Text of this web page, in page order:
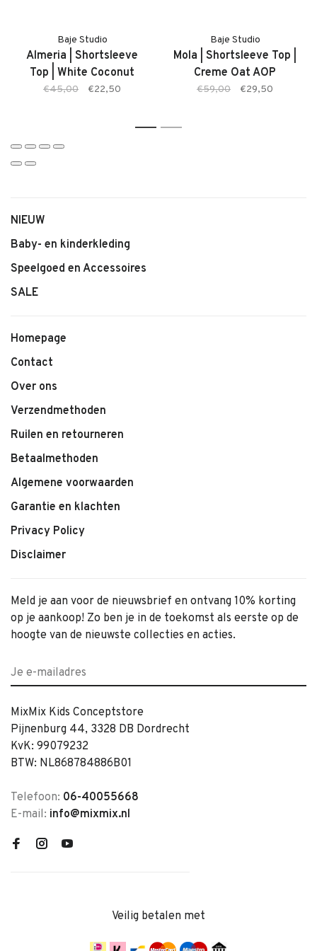
• Tijdloze en frisse uitstraling
• Geschikt voor dagelijks gebruik
• Makkelijk te combineren
Baje Studio
Almeria | Shortsleeve
Top | White Coconut
€45,00 €22,50
Baje Studio
Mola | Shortsleeve Top |
Creme Oat AOP
€59,00 €29,50
1 2
NIEUW
Baby- en kinderkleding
Speelgoed en Accessoires
SALE
Homepage
Contact
Over ons
Verzendmethoden
Ruilen en retourneren
Betaalmethoden
Algemene voorwaarden
Garantie en klachten
Privacy Policy
Disclaimer
Meld je aan voor de nieuwsbrief en ontvang 10% korting
op je aankoop! Zo ben je in de toekomst als eerste op de
hoogte van de nieuwste collecties en acties.
MixMix Kids Conceptstore
Pijnenburg 44, 3328 DB Dordrecht
KvK: 99079232
BTW: NL868784886B01
Telefoon: 06-40055668
E-mail: info@mixmix.nl
Veilig betalen met